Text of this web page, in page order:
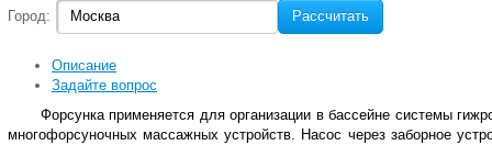
Город:
Рассчитать
Описание
Задайте вопрос
Форсунка применяется для организации в бассейне системы
многофорсуночных массажных устройств. Насос через заборное